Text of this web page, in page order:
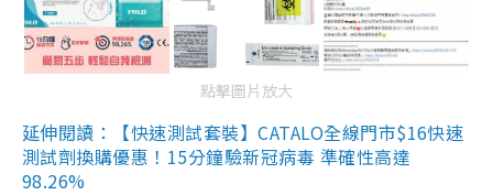
點擊圖片放大
延伸閱讀：【快速測試套裝】CATALO全線門市$16快速
測試劑換購優惠！15分鐘驗新冠病毒 準確性高達
98.26%